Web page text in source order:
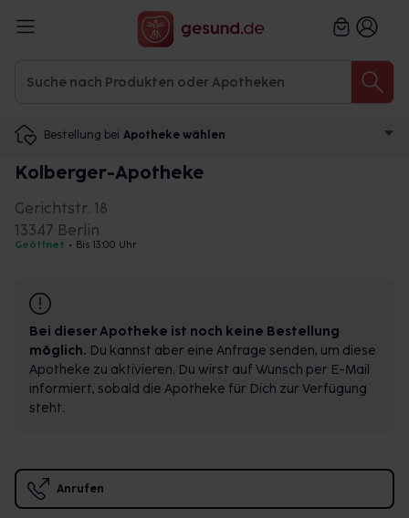
Bestellung bei Apotheke wählen
Kolberger-Apotheke
Gerichtstr. 18
13347 Berlin
Geöffnet • Bis 13:00 Uhr
Bei dieser Apotheke ist noch keine Bestellung
möglich. Du kannst aber eine Anfrage senden, um diese
Apotheke zu aktivieren. Du wirst auf Wunsch per E-Mail
informiert, sobald die Apotheke für Dich zur Verfügung
steht.
Anrufen